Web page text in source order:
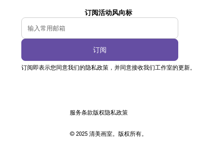
订阅活动风向标
订阅即表示您同意我们的隐私政策，并同意接收我们工作室的更新。
© 2025 清美画室。版权所有。
服务条款版权隐私政策